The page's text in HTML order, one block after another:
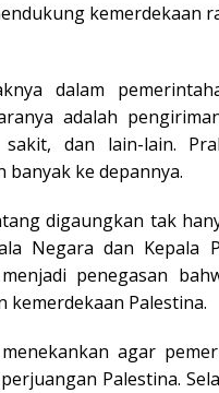
kemerdekaan
dalam
adalah
dan lain-lain.
ke depannya.
digaungkan tak
Negara dan Kepala
penegasan
kemerdekaan Palestina.
agar
Palestina.